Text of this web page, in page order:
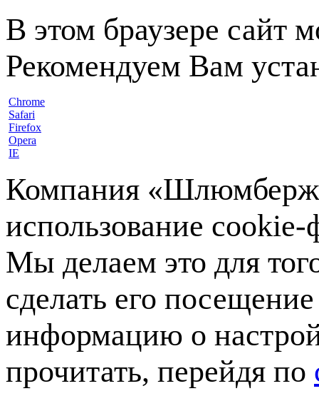
В этом браузере сайт
Рекомендуем Вам
Chrome
Safari
Firefox
Opera
IE
Компания
использование
Мы делаем это для
сделать его
информацию о
прочитать, перейдя по